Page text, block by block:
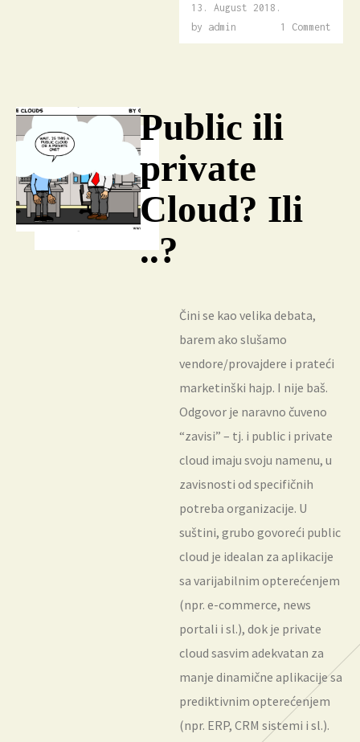
13. August 2018.
2018.
by admin 1 Comment
Public ili
private
Cloud? Ili
..?
Čini se kao velika debata,
barem ako slušamo
vendore/provajdere i prateći
marketinški hajp. I nije baš.
Odgovor je naravno čuveno
“zavisi” – tj. i public i private
cloud imaju svoju namenu, u
zavisnosti od specifičnih
potreba organizacije. U
suštini, grubo govoreći public
cloud je idealan za aplikacije
sa varijabilnim opterećenjem
(npr. e-commerce, news
portali i sl.), dok je private
cloud sasvim adekvatan za
manje dinamične aplikacije sa
prediktivnim opterećenjem
(npr. ERP, CRM sistemi i sl.).